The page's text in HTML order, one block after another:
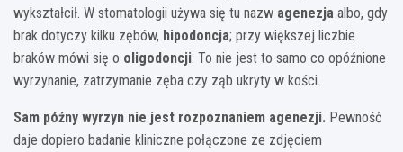
wykształcił. W stomatologii używa się tu nazw agenezja albo, gdy
brak dotyczy kilku zębów, hipodoncja; przy większej liczbie
braków mówi się o oligodoncji. To nie jest to samo co opóźnione
wyrzynanie, zatrzymanie zęba czy ząb ukryty w kości.
Sam późny wyrzyn nie jest rozpoznaniem agenezji. Pewność
daje dopiero badanie kliniczne połączone ze zdjęciem